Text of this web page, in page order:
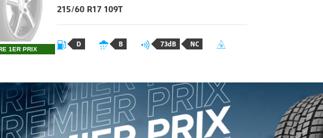
1ER PRIX
215/60 R17 109T
D B 73dB NC